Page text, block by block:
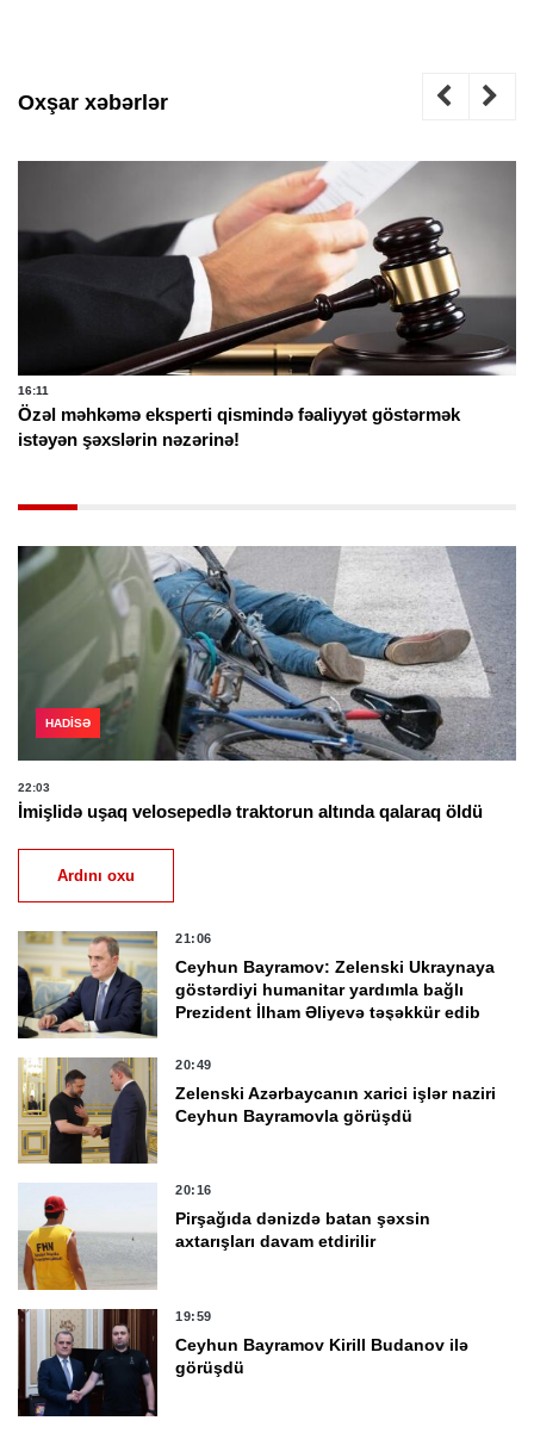
Oxşar xəbərlər
16:11
Özəl məhkəmə eksperti qismində fəaliyyət göstərmək
istəyən şəxslərin nəzərinə!
HADISƏ
22:03
İmişlidə uşaq velosepedlə traktorun altında qalaraq öldü
Ardını oxu
21:06
Ceyhun Bayramov: Zelenski Ukraynaya
göstərdiyi humanitar yardımla bağlı
Prezident İlham Əliyevə təşəkkür edib
20:49
Zelenski Azərbaycanın xarici işlər naziri
Ceyhun Bayramovla görüşdü
20:16
Pirşağıda dənizdə batan şəxsin
axtarışları davam etdirilir
19:59
Ceyhun Bayramov Kirill Budanov ilə
görüşdü